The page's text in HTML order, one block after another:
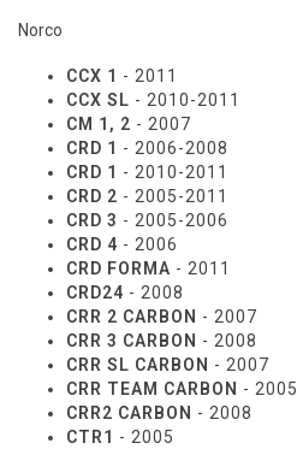
Norco
CCX 1 - 2011
CCX SL - 2010-2011
CM 1, 2 - 2007
CRD 1 - 2006-2008
CRD 1 - 2010-2011
CRD 2 - 2005-2011
CRD 3 - 2005-2006
CRD 4 - 2006
CRD FORMA - 2011
CRD24 - 2008
CRR 2 CARBON - 2007
CRR 3 CARBON - 2008
CRR SL CARBON - 2007
CRR TEAM CARBON - 2005
CRR2 CARBON - 2008
CTR1 - 2005